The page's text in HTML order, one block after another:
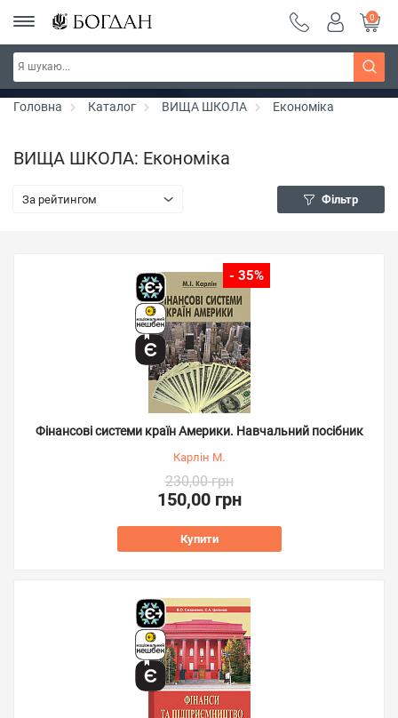
РОЗПРОДАЖ ~ 150 грн ~ 200 грн ~ 250 грн ~
300 грн ~ РОЗПРОДАЖ
Дізнатись більше
0
Головна Каталог ВИЩА ШКОЛА Економіка
ВИЩА ШКОЛА: Економіка
За рейтингом Фільтр
- 35%
Фінансові системи країн Америки. Навчальний посібник
Карлін М.
230,00 грн
150,00 грн
Купити